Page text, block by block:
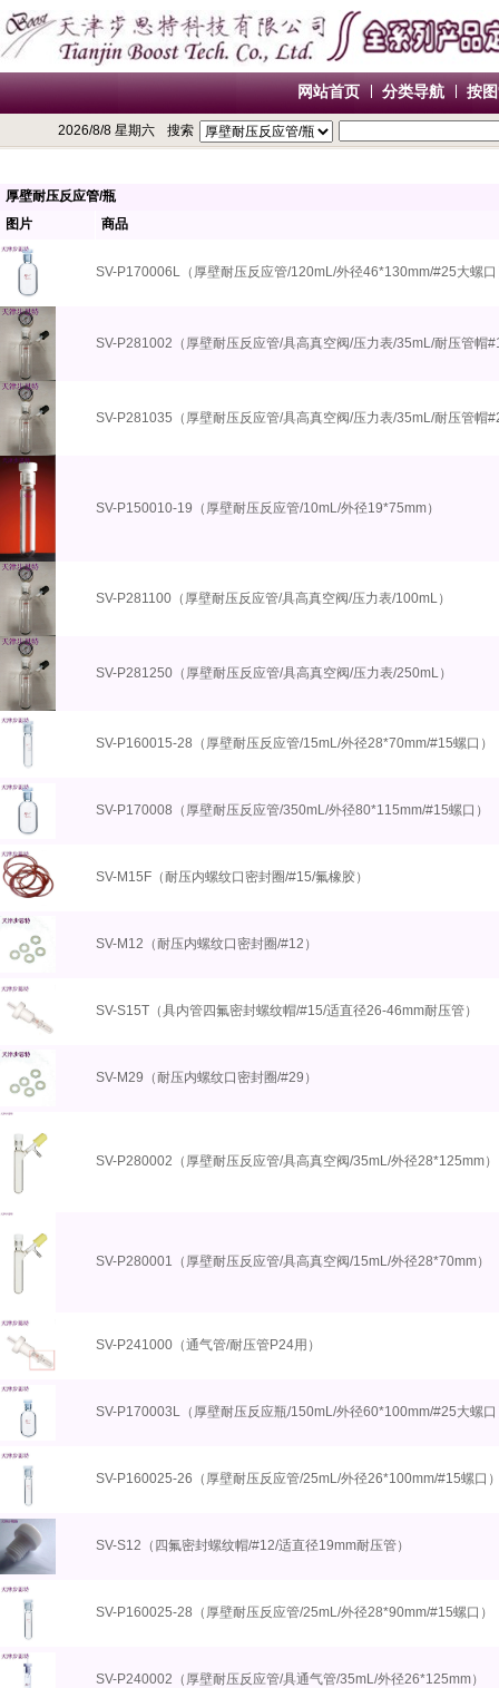
网站首页 分类导航 按
2026/8/8 星期六 搜索
厚壁耐压反应管/瓶
图片
商品
SV-P170006L（厚壁耐压反应管/120mL/外径46*130mm/#25大螺口
SV-P281002（厚壁耐压反应管/具高真空阀/压力表/35mL/耐压管帽
SV-P281035（厚壁耐压反应管/具高真空阀/压力表/35mL/耐压管帽
SV-P150010-19（厚壁耐压反应管/10mL/外径19*75mm）
SV-P281100（厚壁耐压反应管/具高真空阀/压力表/100mL）
SV-P281250（厚壁耐压反应管/具高真空阀/压力表/250mL）
SV-P160015-28（厚壁耐压反应管/15mL/外径28*70mm/#15螺口）
SV-P170008（厚壁耐压反应管/350mL/外径80*115mm/#15螺口）
SV-M15F（耐压内螺纹口密封圈/#15/氟橡胶）
SV-M12（耐压内螺纹口密封圈/#12）
SV-S15T（具内管四氟密封螺纹帽/#15/适直径26-46mm耐压管）
SV-M29（耐压内螺纹口密封圈/#29）
SV-P280002（厚壁耐压反应管/具高真空阀/35mL/外径28*125mm）
SV-P280001（厚壁耐压反应管/具高真空阀/15mL/外径28*70mm）
SV-P241000（通气管/耐压管P24用）
SV-P170003L（厚壁耐压反应瓶/150mL/外径60*100mm/#25大螺口
SV-P160025-26（厚壁耐压反应管/25mL/外径26*100mm/#15螺口
SV-S12（四氟密封螺纹帽/#12/适直径19mm耐压管）
SV-P160025-28（厚壁耐压反应管/25mL/外径28*90mm/#15螺口）
SV-P240002（厚壁耐压反应管/具通气管/35mL/外径26*125mm）